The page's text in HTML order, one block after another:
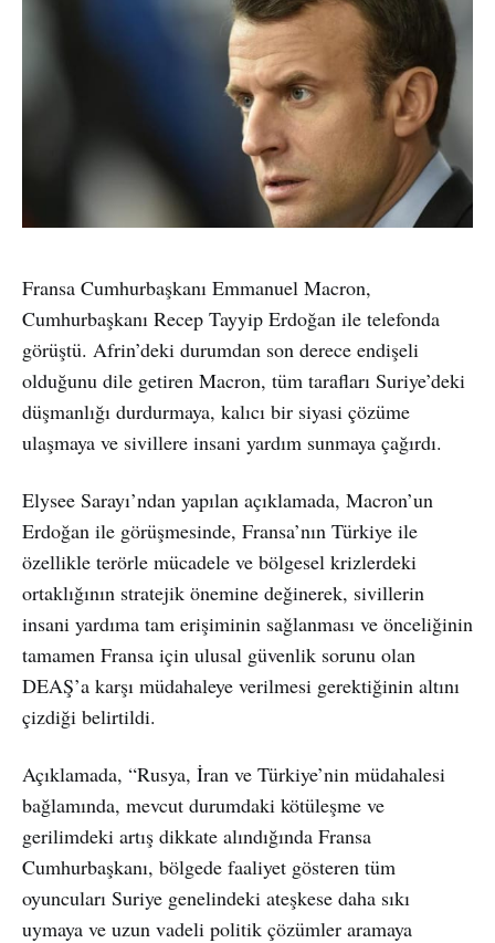
Fransa Cumhurbaşkanı Emmanuel Macron,
Cumhurbaşkanı Recep Tayyip Erdoğan ile telefonda
görüştü. Afrin’deki durumdan son derece endişeli
olduğunu dile getiren Macron, tüm tarafları Suriye’deki
düşmanlığı durdurmaya, kalıcı bir siyasi çözüme
ulaşmaya ve sivillere insani yardım sunmaya çağırdı.
Elysee Sarayı’ndan yapılan açıklamada, Macron’un
Erdoğan ile görüşmesinde, Fransa’nın Türkiye ile
özellikle terörle mücadele ve bölgesel krizlerdeki
ortaklığının stratejik önemine değinerek, sivillerin
insani yardıma tam erişiminin sağlanması ve önceliğinin
tamamen Fransa için ulusal güvenlik sorunu olan
DEAŞ’a karşı müdahaleye verilmesi gerektiğinin altını
çizdiği belirtildi.
Açıklamada, “Rusya, İran ve Türkiye’nin müdahalesi
bağlamında, mevcut durumdaki kötüleşme ve
gerilimdeki artış dikkate alındığında Fransa
Cumhurbaşkanı, bölgede faaliyet gösteren tüm
oyuncuları Suriye genelindeki ateşkese daha sıkı
uymaya ve uzun vadeli politik çözümler aramaya